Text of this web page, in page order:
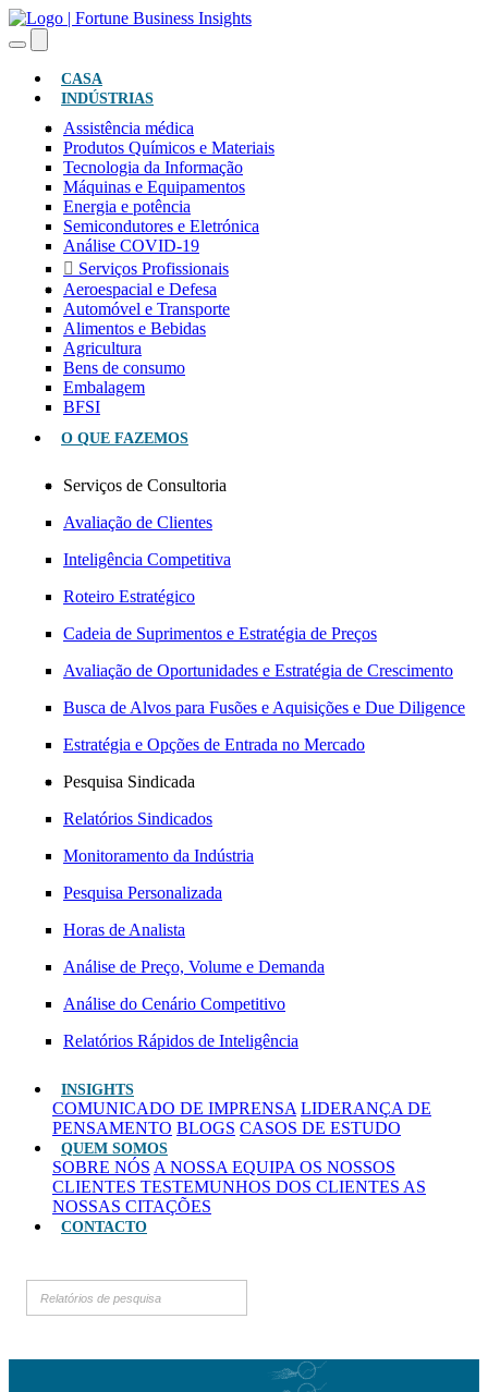
CASA
INDÚSTRIAS
Assistência médica
Produtos Químicos e Materiais
Tecnologia da Informação
Máquinas e Equipamentos
Energia e potência
Semicondutores e Eletrónica
Análise COVID-19
Serviços Profissionais
Aeroespacial e Defesa
Automóvel e Transporte
Alimentos e Bebidas
Agricultura
Bens de consumo
Embalagem
BFSI
O QUE FAZEMOS
Serviços de Consultoria
Avaliação de Clientes
Inteligência Competitiva
Roteiro Estratégico
Cadeia de Suprimentos e Estratégia de Preços
Avaliação de Oportunidades e Estratégia de Crescimento
Busca de Alvos para Fusões e Aquisições e Due Diligence
Estratégia e Opções de Entrada no Mercado
Pesquisa Sindicada
Relatórios Sindicados
Monitoramento da Indústria
Pesquisa Personalizada
Horas de Analista
Análise de Preço, Volume e Demanda
Análise do Cenário Competitivo
Relatórios Rápidos de Inteligência
INSIGHTS
COMUNICADO DE IMPRENSA LIDERANÇA DE
PENSAMENTO BLOGS CASOS DE ESTUDO
QUEM SOMOS
SOBRE NÓS A NOSSA EQUIPA OS NOSSOS
CLIENTES TESTEMUNHOS DOS CLIENTES AS
NOSSAS CITAÇÕES
CONTACTO